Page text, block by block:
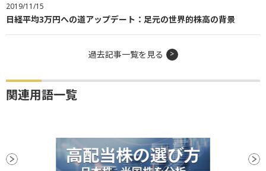
2019/11/15
日経平均3万円への道アップデート：足元の世界的株高の背景
過去記事一覧を見る
関連用語一覧